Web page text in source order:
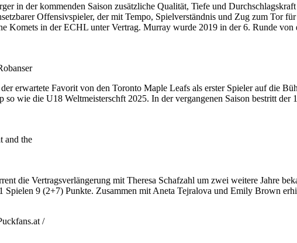
in der kommenden Saison zusätzliche Qualität, Tiefe und
Offensivspieler, der mit Tempo, Spielverständnis und Zug zum Tor
Komets in der ECHL unter Vertrag. Murray wurde 2019 in der 6. Runde
erwartete Favorit von den Toronto Maple Leafs als erster Spieler auf die
wie die U18 Weltmeisterschft 2025. In der vergangenen Saison bestritt der
and the
die Vertragsverlängerung mit Theresa Schafzahl um zwei weitere Jahre
Spielen 9 (2+7) Punkte. Zusammen mit Aneta Tejralova und Emily Brown
/